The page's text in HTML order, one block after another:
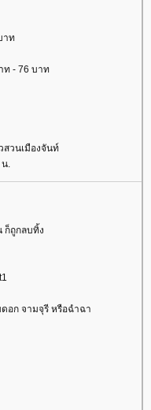
าท
ท - 76 บาท
สวนเมืองจันท์
น.
ก็ถูกลบทิ้ง
อก จามจุรี หรือฉำฉา